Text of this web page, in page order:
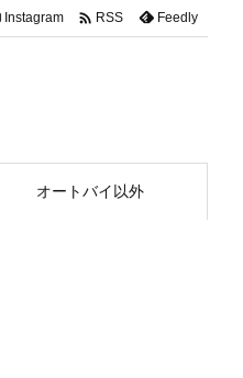
オートバイ以外
Instagram  RSS Feedly